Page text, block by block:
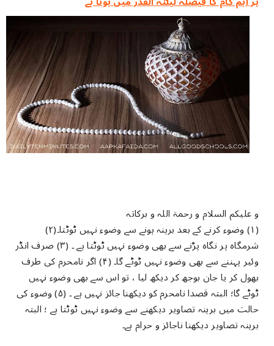
و علیکم السلام و رحمۃ اللہ و برکاتہ
(۱) وضوء کرنے کے بعد برہنہ ہونے سے وضوء نہیں ٹوٹتا۔(۲)
شرمگاہ پر نگاہ پڑنے سے بھی وضوء نہیں ٹوٹتا ہے ۔ (۳) صرف انڈر
وئیر پہننے سے بھی وضوء نہیں ٹوٹے گا۔ (۴) اگر نامحرم کی طرف
بھول کر یا جان بوجھ کر دیکھ لیا ، تو اس سے بھی وضوء نہیں
ٹوٹے گا؛ البتہ قصدا نامحرم کو دیکھنا جائز نہیں ہے ۔ (۵) وضوء کی
حالت میں برہنہ تصاویر دیکھنے سے وضوء نہیں ٹوٹتا ہے ؛ البتہ
برہنہ تصاویر دیکھنا ناجائز و حرام ہے۔